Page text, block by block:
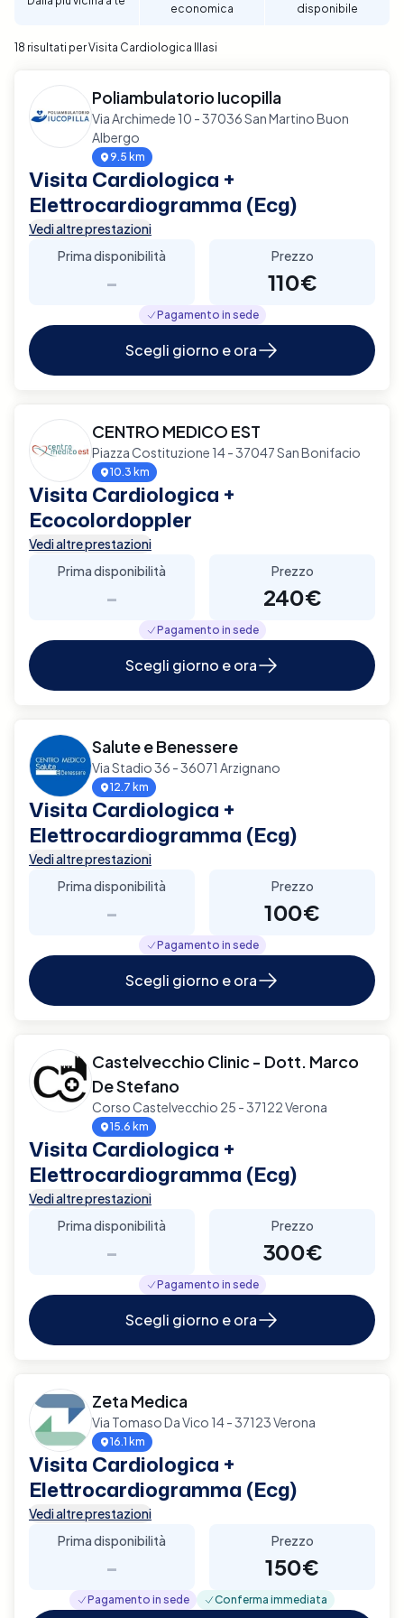
per garantire un supporto diagnostico completo e
economica
disponibile
18 risultati per Visita Cardiologica Illasi
Poliambulatorio Iucopilla
Via Archimede 10 - 37036 San Martino Buon
Albergo
9.5 km
Visita Cardiologica +
Elettrocardiogramma (Ecg)
Vedi altre prestazioni
Prima disponibilità
-
Prezzo
110€
Pagamento in sede
Scegli giorno e ora
CENTRO MEDICO EST
Piazza Costituzione 14 - 37047 San Bonifacio
10.3 km
Visita Cardiologica +
Ecocolordoppler
Vedi altre prestazioni
Prima disponibilità
-
Prezzo
240€
Pagamento in sede
Scegli giorno e ora
Salute e Benessere
Via Stadio 36 - 36071 Arzignano
12.7 km
Visita Cardiologica +
Elettrocardiogramma (Ecg)
Vedi altre prestazioni
Prima disponibilità
-
Prezzo
100€
Pagamento in sede
Scegli giorno e ora
Castelvecchio Clinic - Dott. Marco
De Stefano
Corso Castelvecchio 25 - 37122 Verona
15.6 km
Visita Cardiologica +
Elettrocardiogramma (Ecg)
Vedi altre prestazioni
Prima disponibilità
-
Prezzo
300€
Pagamento in sede
Scegli giorno e ora
Zeta Medica
Via Tomaso Da Vico 14 - 37123 Verona
16.1 km
Visita Cardiologica +
Elettrocardiogramma (Ecg)
Vedi altre prestazioni
Prima disponibilità
-
Prezzo
150€
Pagamento in sede Conferma immediata